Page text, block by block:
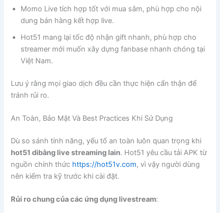
Momo Live tích hợp tốt với mua sắm, phù hợp cho nội
dung bán hàng kết hợp live.
Hot51 mang lại tốc độ nhận gift nhanh, phù hợp cho
streamer mới muốn xây dựng fanbase nhanh chóng tại
Việt Nam.
Lưu ý rằng mọi giao dịch đều cần thực hiện cẩn thận để
tránh rủi ro.
An Toàn, Bảo Mật Và Best Practices Khi Sử Dụng
Dù so sánh tính năng, yếu tố an toàn luôn quan trọng khi
hot51 dibằng live streaming lain. Hot51 yêu cầu tải APK từ
nguồn chính thức https://hot51v.com, vì vậy người dùng
nên kiểm tra kỹ trước khi cài đặt.
Rủi ro chung của các ứng dụng livestream: